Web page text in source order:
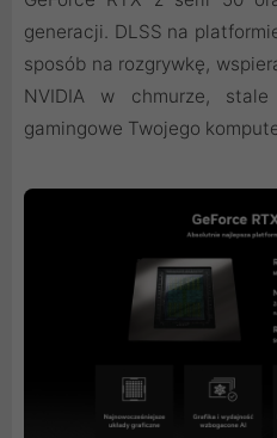
generacji. DLSS na
sposób na rozgrywkę,
NVIDIA w chmurze, stale
gamingowe Twojego